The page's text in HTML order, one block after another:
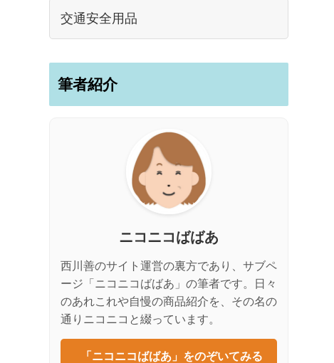
交通安全用品
筆者紹介
ニコニコばばあ
西川善のサイト運営の裏方であり、サブペ
ージ「ニコニコばばあ」の筆者です。日々
のあれこれや自慢の商品紹介を、その名の
通りニコニコと綴っています。
「ニコニコばばあ」をのぞいてみる